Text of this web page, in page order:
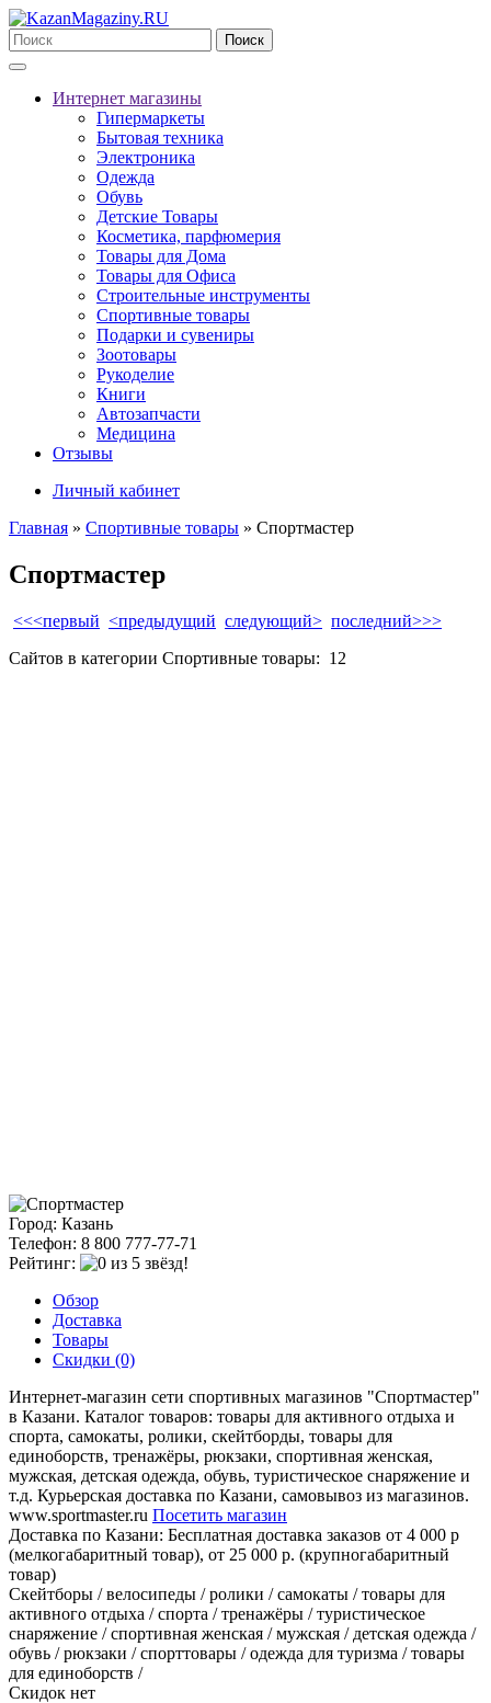
Поиск
Интернет магазины
Гипермаркеты
Бытовая техника
Электроника
Одежда
Обувь
Детские Товары
Косметика, парфюмерия
Товары для Дома
Товары для Офиса
Строительные инструменты
Спортивные товары
Подарки и сувениры
Зоотовары
Рукоделие
Книги
Автозапчасти
Медицина
Отзывы
Личный кабинет
Главная » Спортивные товары » Спортмастер
Спортмастер
<<<первый <предыдущий следующий> последний>>>
Сайтов в категории Спортивные товары: 12
Город: Казань
Телефон: 8 800 777-77-71
Рейтинг:
Обзор
Доставка
Товары
Скидки (0)
Интернет-магазин сети спортивных магазинов "Спортмастер"
в Казани. Каталог товаров: товары для активного отдыха и
спорта, самокаты, ролики, скейтборды, товары для
единоборств, тренажёры, рюкзаки, спортивная женская,
мужская, детская одежда, обувь, туристическое снаряжение и
т.д. Курьерская доставка по Казани, самовывоз из магазинов.
www.sportmaster.ru Посетить магазин
Доставка по Казани: Бесплатная доставка заказов от 4 000 р
(мелкогабаритный товар), от 25 000 р. (крупногабаритный
товар)
Скейтборы / велосипеды / ролики / самокаты / товары для
активного отдыха / спорта / тренажёры / туристическое
снаряжение / спортивная женская / мужская / детская одежда /
обувь / рюкзаки / спорттовары / одежда для туризма / товары
для единоборств /
Скидок нет